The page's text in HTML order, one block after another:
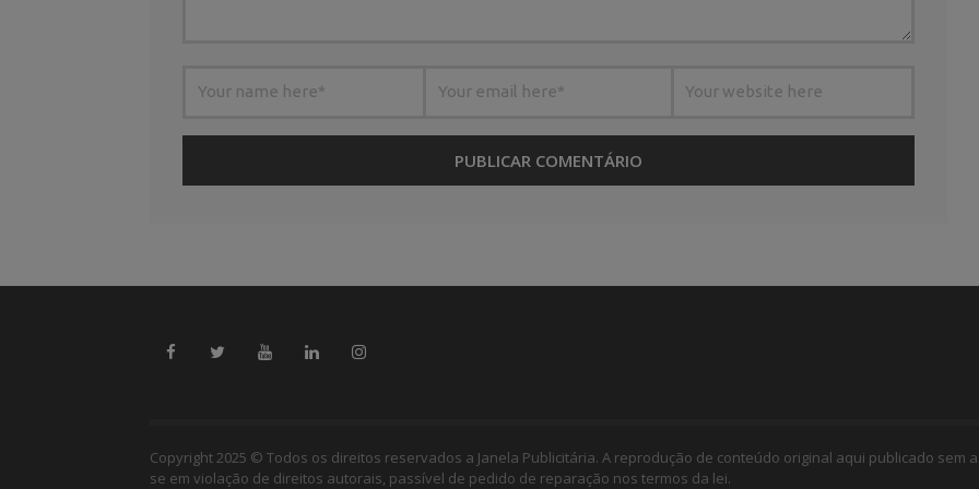
Copyright 2025 © Todos os direitos reservados a Janela Publicitária. A reprodução de conteúdo original aqui publicado
se em violação de direitos autorais, passível de pedido de reparação nos termos da lei.